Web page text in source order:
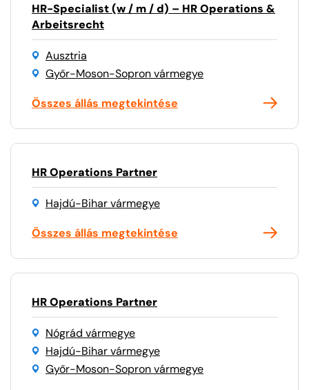
HR-Specialist (w / m / d) – HR Operations &
Arbeitsrecht
Ausztria
Győr-Moson-Sopron vármegye
Összes állás megtekintése
HR Operations Partner
Hajdú-Bihar vármegye
Összes állás megtekintése
HR Operations Partner
Nógrád vármegye
Hajdú-Bihar vármegye
Győr-Moson-Sopron vármegye